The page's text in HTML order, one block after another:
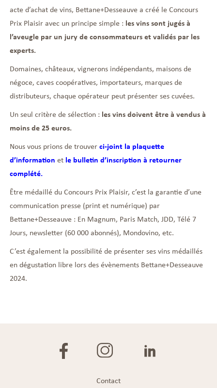
acte d’achat de vins, Bettane+Desseauve a créé le Concours
Prix Plaisir avec un principe simple : les vins sont jugés à
l’aveugle par un jury de consommateurs et validés par les
experts.
Domaines, châteaux, vignerons indépendants, maisons de
négoce, caves coopératives, importateurs, marques de
distributeurs, chaque opérateur peut présenter ses cuvées.
Un seul critère de sélection : les vins doivent être à vendus à
moins de 25 euros.
Nous vous prions de trouverci-joint la plaquette
d’information et le bulletin d’inscription à retourner
complété.
Être médaillé du Concours Prix Plaisir, c’est la garantie d’une
communication presse (print et numérique) par
Bettane+Desseauve : En Magnum, Paris Match, JDD, Télé 7
Jours, newsletter (60 000 abonnés), Mondovino, etc.
C’est également la possibilité de présenter ses vins médaillés
en dégustation libre lors des évènements Bettane+Desseauve
2024.
Contact